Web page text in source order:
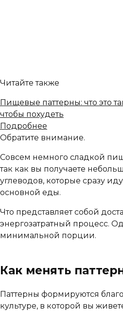
Читайте также
Пищевые паттерны: что это
чтобы похудеть
Подробнее
Обратите внимание.
Совсем немного сладкой
так как вы получаете
углеводов, которые сразу
основной еды.
Что представляет собой
энергозатратный процесс.
минимальной порции.
Как менять
Паттерны формируются
культуре, в которой вы